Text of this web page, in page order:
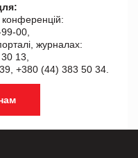
конференцій:
00,
журналах:
13,
+380 (44) 383 50 34.